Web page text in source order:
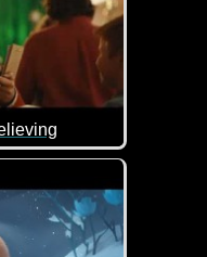
die Geschichte